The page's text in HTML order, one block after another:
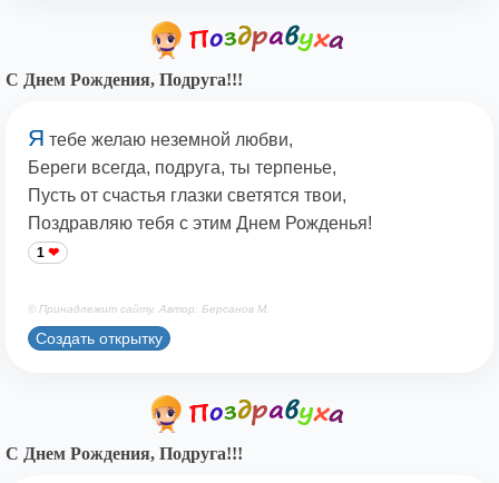
С Днем Рождения, Подруга!!!
Я тебе желаю неземной любви,
Береги всегда, подруга, ты терпенье,
Пусть от счастья глазки светятся твои,
Поздравляю тебя с этим Днем Рожденья!
1
© Принадлежит сайту. Автор: Берсанов М.
Создать открытку
С Днем Рождения, Подруга!!!